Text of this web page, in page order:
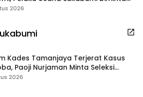
Beri Data
2026
Kades Tamanjaya Terjerat Kasus
Paoji Nurjaman Minta Seleksi
Kades Diperketat
2026